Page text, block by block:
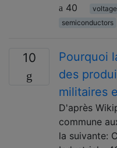
40
voltage
semiconductors
10
Pourquoi
des
militaires
D'après
commune
la suivante: